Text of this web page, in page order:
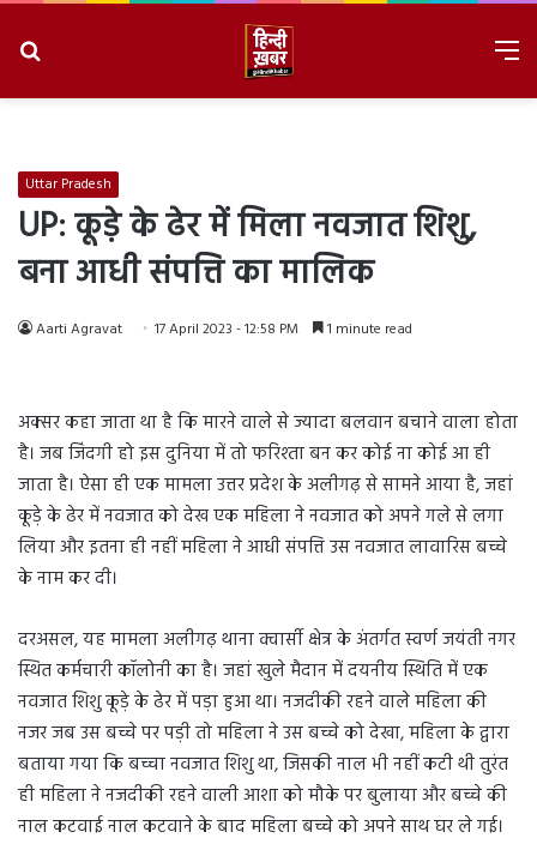
Uttar Pradesh
UP: कूड़े के ढेर में मिला नवजात शिशु,
बना आधी संपत्ति का मालिक
Aarti Agravat 17 April 2023 - 12:58 PM 1 minute read
अक्सर कहा जाता था है कि मारने वाले से ज्यादा बलवान बचाने वाला होता
है। जब जिंदगी हो इस दुनिया में तो फरिश्ता बन कर कोई ना कोई आ ही
जाता है। ऐसा ही एक मामला उत्तर प्रदेश के अलीगढ़ से सामने आया है, जहां
कूड़े के ढेर में नवजात को देख एक महिला ने नवजात को अपने गले से लगा
लिया और इतना ही नहीं महिला ने आधी संपत्ति उस नवजात लावारिस बच्चे
के नाम कर दी।
दरअसल, यह मामला अलीगढ़ थाना क्वार्सी क्षेत्र के अंतर्गत स्वर्ण जयंती नगर
स्थित कर्मचारी कॉलोनी का है। जहां खुले मैदान में दयनीय स्थिति में एक
नवजात शिशु कूड़े के ढेर में पड़ा हुआ था। नजदीकी रहने वाले महिला की
नजर जब उस बच्चे पर पड़ी तो महिला ने उस बच्चे को देखा, महिला के द्वारा
बताया गया कि बच्चा नवजात शिशु था, जिसकी नाल भी नहीं कटी थी तुरंत
ही महिला ने नजदीकी रहने वाली आशा को मौके पर बुलाया और बच्चे की
नाल कटवाई नाल कटवाने के बाद महिला बच्चे को अपने साथ घर ले गई।